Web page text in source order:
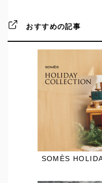
おすすめの記事
SOMÈS